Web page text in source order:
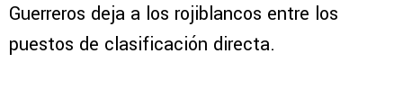
Guerreros deja a los rojiblancos entre los
puestos de clasificación directa.